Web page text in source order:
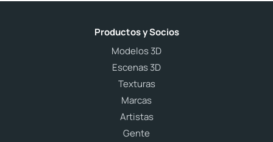
Productos y Socios
Modelos 3D
Escenas 3D
Texturas
Marcas
Artistas
Gente